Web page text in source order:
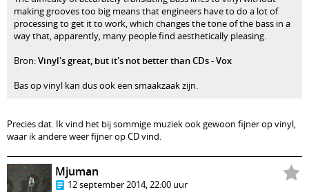
making grooves too big means that engineers have to do a lot of
processing to get it to work, which changes the tone of the bass in a
way that, apparently, many people find aesthetically pleasing.
Bron:Vinyl's great, but it's not better than CDs - Vox
Bas op vinyl kan dus ook een smaakzaak zijn.
Precies dat. Ik vind het bij sommige muziek ook gewoon fijner op vinyl,
waar ik andere weer fijner op CD vind.
Mjuman
12 september 2014, 22:00 uur